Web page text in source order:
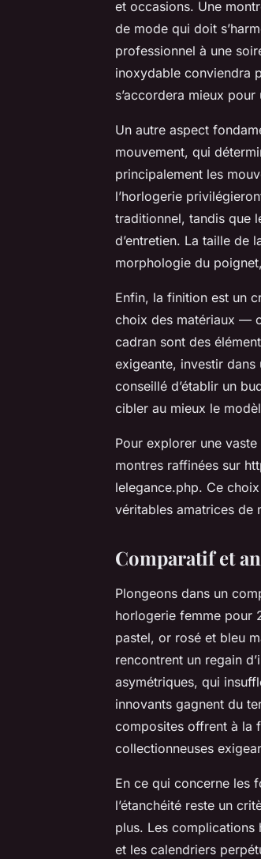
et occasions. Une
de mode qui doit
professionnel à une
inoxydable conviendra
s’accordera mieux
Un autre aspect
mouvement, qui
principalement les
l’horlogerie
traditionnel, tandis que
d’entretien. La taille de
morphologie du
Enfin, la finition est un
choix des matériaux —
cadran sont des
exigeante, investir
conseillé d’établir un
cibler au mieux le
Pour explorer une
montres raffinées sur
lelegance.php. Ce
véritables amatrices de
Comparatif et
Plongeons dans un
horlogerie femme pour
pastel, or rosé et bleu
rencontrent un regain
asymétriques, qui
innovants gagnent du
composites offrent à la
collectionneuses
En ce qui concerne les
l’étanchéité reste un
plus. Les complications
et les calendriers